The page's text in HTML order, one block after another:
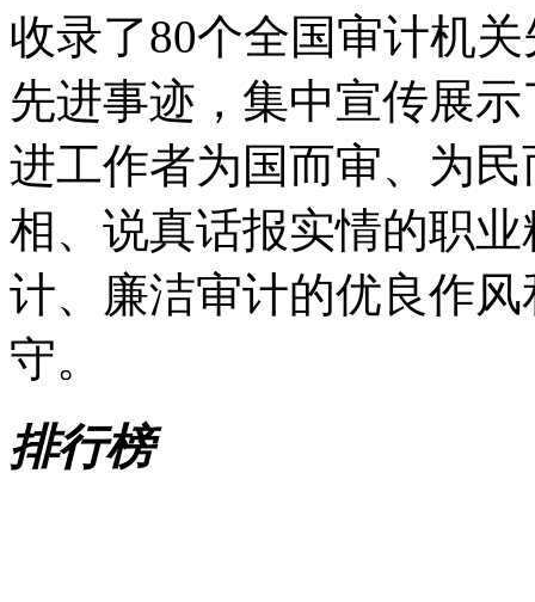
收录了80个全国审计机
先进事迹，集中宣传展
进工作者为国而审、为
相、说真话报实情的职
计、廉洁审计的优良作
守。
排行榜